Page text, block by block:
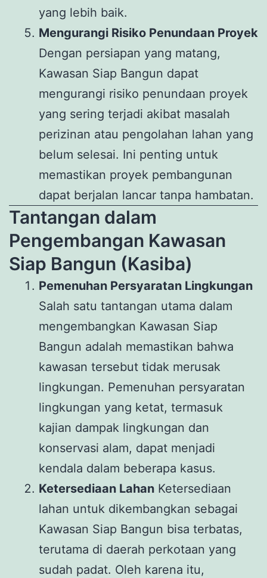
yang lebih baik.
Mengurangi Risiko Penundaan Proyek
Dengan persiapan yang matang,
Kawasan Siap Bangun dapat
mengurangi risiko penundaan proyek
yang sering terjadi akibat masalah
perizinan atau pengolahan lahan yang
belum selesai. Ini penting untuk
memastikan proyek pembangunan
dapat berjalan lancar tanpa hambatan.
Tantangan dalam
Pengembangan Kawasan
Siap Bangun (Kasiba)
Pemenuhan Persyaratan Lingkungan
Salah satu tantangan utama dalam
mengembangkan Kawasan Siap
Bangun adalah memastikan bahwa
kawasan tersebut tidak merusak
lingkungan. Pemenuhan persyaratan
lingkungan yang ketat, termasuk
kajian dampak lingkungan dan
konservasi alam, dapat menjadi
kendala dalam beberapa kasus.
Ketersediaan Lahan Ketersediaan
lahan untuk dikembangkan sebagai
Kawasan Siap Bangun bisa terbatas,
terutama di daerah perkotaan yang
sudah padat. Oleh karena itu,